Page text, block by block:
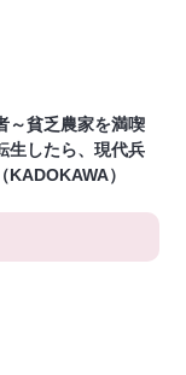
～貧乏農家を満喫
生したら、現代兵
）